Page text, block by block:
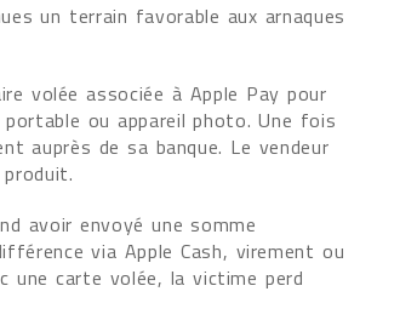
un terrain favorable aux arnaques
volée associée à Apple Pay pour
ou appareil photo. Une fois
auprès de sa banque. Le vendeur
avoir envoyé une somme
via Apple Cash, virement ou
une carte volée, la victime perd